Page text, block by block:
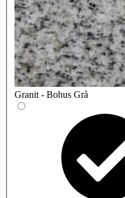
Granit - Bohus Grå